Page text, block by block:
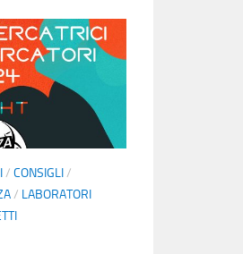
/ CONSIGLI/
/ LABORATORI